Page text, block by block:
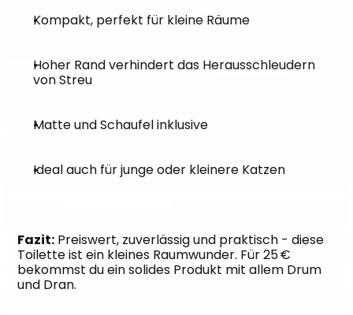
Kompakt, perfekt für kleine Räume
Hoher Rand verhindert das Herausschleudern
von Streu
Matte und Schaufel inklusive
Ideal auch für junge oder kleinere Katzen
Fazit: Preiswert, zuverlässig und praktisch - diese
Toilette ist ein kleines Raumwunder. Für 25 €
bekommst du ein solides Produkt mit allem Drum
und Dran.